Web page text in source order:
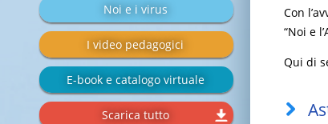
Con
“Noi e
Qui di
Noi e i virus
I video pedagogici
E-book e catalogo virtuale
Scarica tutto